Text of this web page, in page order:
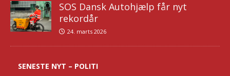
SOS Dansk Autohjælp får nyt
rekordår
24. marts 2026
SENESTE NYT – POLITI